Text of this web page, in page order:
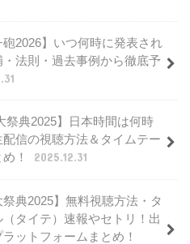
砲2026】いつ何時に発表され
・法則・過去事例から徹底予
祭典2025】日本時間は何時
信の視聴方法＆タイムテー
！
2025.12.31
祭典2025】無料視聴方法・タ
タイテ）速報やセトリ！出
ットフォームまとめ！